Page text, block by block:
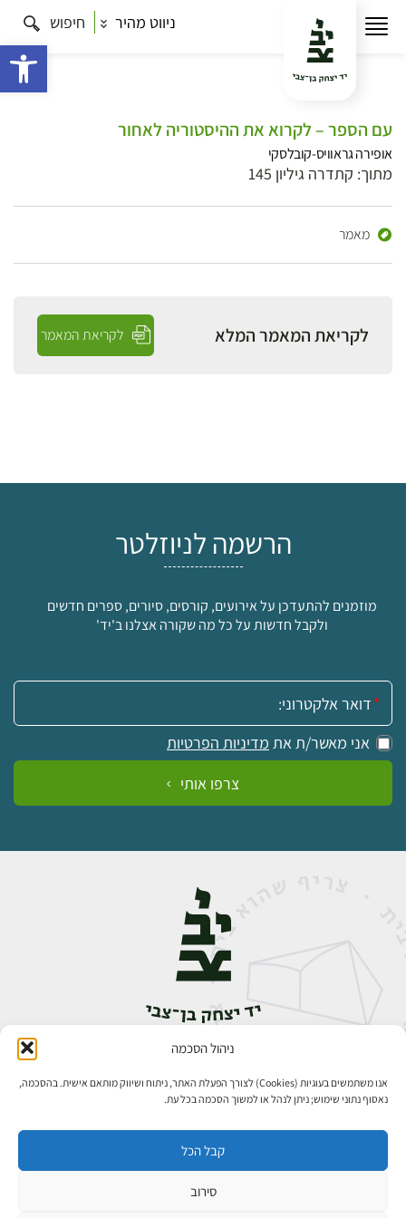
ניהול הסכמה
אנו משתמשים בעוגיות (Cookies) לצורך הפעלת האתר, ניתוח ושיווק מותאם אישית. בהסכמה,
נאסוף נתוני שימוש; ניתן לנהל או למשוך הסכמה בכל עת.
קבל הכל
סירוב
ניווט מהיר חיפוש
עם הספר – לקרוא את ההיסטוריה לאחור
אופירה גראוויס-קובלסקי
מתוך: קתדרה גיליון 145
מאמר
לקריאת המאמר המלא לקריאת המאמר
הרשמה לניוזלטר
מוזמנים להתעדכן על אירועים, קורסים, סיורים, ספרים חדשים
ולקבל חדשות על כל מה שקורה אצלנו ב'יד'
אימייל:
אני מאשר/ת את מדיניות הפרטיות
צרפו אותי
אבן גבירול 14, רחביה, ירושלים